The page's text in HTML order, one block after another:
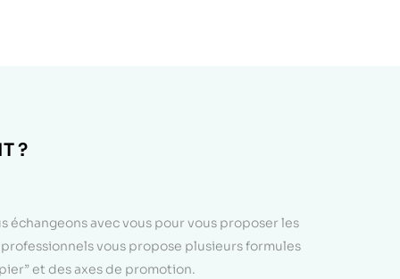
?
échangeons avec vous pour vous proposer les
vous propose plusieurs formules
et des axes de promotion.